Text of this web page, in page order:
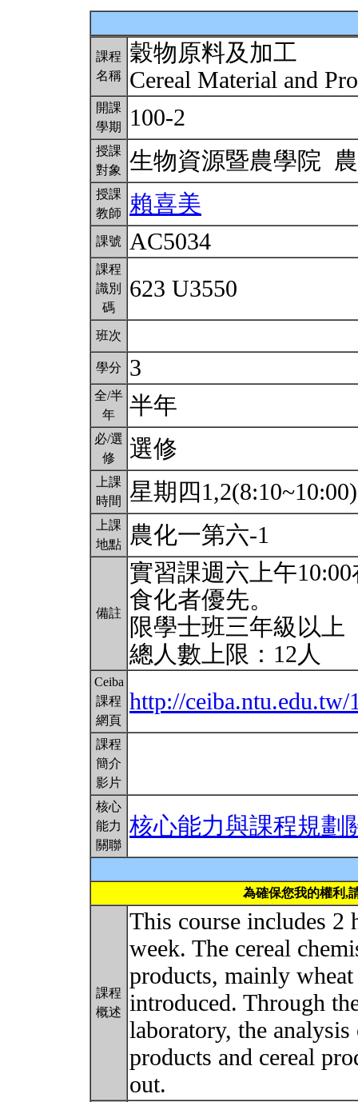
課程
名稱
穀物原料及加工
Cereal Material and
開課
學期
100-2
授課
對象
生物資源暨農學院
授課
教師
賴喜美
課號 AC5034
課程
識別
碼
623 U3550
班次
學分 3
全/半
年
半年
必/選
修
選修
上課
時間
星期四
上課
地點
農化一第六-1
備註
實習課週六上午
食化者優先。
限學士班三年級以上
總人數上限：12人
Ceiba
課程
網頁
http://ceiba.ntu.edu.tw/
課程
簡介
影片
核心
能力
關聯
核心能力與課程規劃
為確保您我的權利,
課程
概述
This course includes 2
week. The cereal
products, mainly
introduced. Through
laboratory, the
products and cereal
out.